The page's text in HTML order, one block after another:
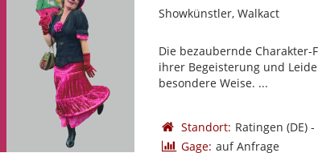
Showkünstler, Walkact
Die bezaubernde
ihrer Begeisterung und
besondere Weise. ...
Standort: Ratingen (DE)-
Gage: auf Anfrage